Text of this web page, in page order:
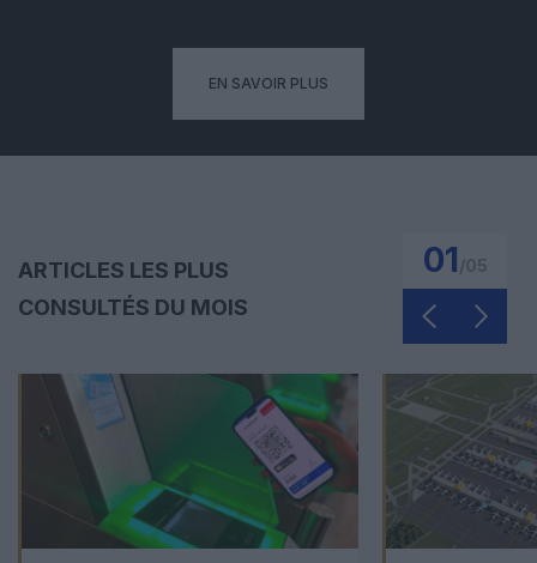
EN SAVOIR PLUS
ARTICLES LES PLUS
CONSULTÉS DU MOIS
01